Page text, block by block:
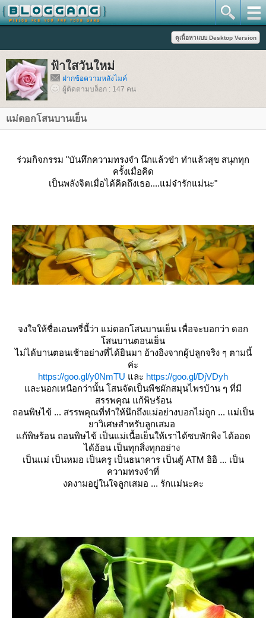
ฟ้าใสวันใหม่
ฝากข้อความหลังไมค์
ผู้ติดตามบล็อก : 147 คน
ม่ดอกโสนบานเย็น
ร่วมกิจกรรม "บันทึกความทรงจำ นึกแล้วขำ ทำแล้วสุข สนุกทุก
ครั้งเมื่อคิด
เป็นพลังจิตเมื่อได้คิดถึงเธอ....แม่จ๋ารักแม่นะ"
จงใจให้ชื่อเอนทรี่นี้ว่า แม่ดอกโสนบานเย็น เพื่อจะบอกว่า ดอก
สนบานตอนเย็น
ไม่ได้บานตอนเช้าอย่างที่ได้ยินมา อ้างอิงจากผู้ปลูกจริง ๆ ตามนี้
ค่ะ
https://goo.gl/y0NmTU ละ https://goo.gl/DjVDyh
ละนอกเหนือกว่านั้น โสนจัดเป็นพืชผักสมุนไพรบ้าน ๆ ที่มี
สรรพคุณ แก้พิษร้อน
ถอนพิษไข้ ... สรรพคุณที่ทำให้นึกถึงแม่อย่างบอกไม่ถูก ... แม่เป็น
าวิเศษสำหรับลูกเสมอ
ก้พิษร้อน ถอนพิษไข้ เป็นแม่เนื้อเย็นให้เราได้ซบพักพิง ได้ออด
ได้อ้อน เป็นทุกสิ่งทุกอย่าง
เป็นแม่ เป็นหมอ เป็นครู เป็นธนาคาร เป็นตู้ ATM อิอิ ... เป็น
ความทรงจำที่
งดงามอยู่ในใจลูกเสมอ ... รักแม่นะคะ